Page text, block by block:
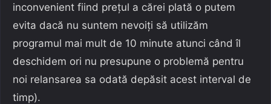
inconvenient fiind prețul a cărei plată o putem
evita dacă nu suntem nevoiți să utilizăm
programul mai mult de 10 minute atunci când îl
deschidem ori nu presupune o problemă pentru
noi relansarea sa odată depăsit acest interval de
timp).